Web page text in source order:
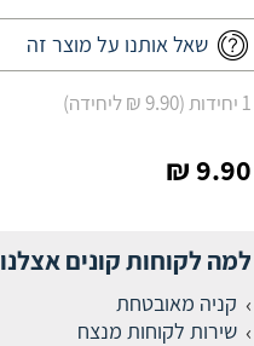
שאל אותנו על מוצר זה
1 יחידות (9.90 ₪ ליחידה)
9.90 ₪
למה לקוחות קונים אצלנו
קניה מאובטחת
שירות לקוחות מנצח